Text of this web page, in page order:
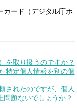
カード（デジタル庁ホ
を取り扱うのですか？
特定個人情報を別の個
されたのですが、個人
問題ないでしょうか？